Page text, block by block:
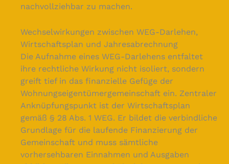
nachvollziehbar zu machen.
Wechselwirkungen zwischen WEG-Darlehen,
Wirtschaftsplan und Jahresabrechnung
Die Aufnahme eines WEG-Darlehens entfaltet
ihre rechtliche Wirkung nicht isoliert, sondern
greift tief in das finanzielle Gefüge der
Wohnungseigentümergemeinschaft ein. Zentraler
Anknüpfungspunkt ist der Wirtschaftsplan
gemäß § 28 Abs. 1 WEG. Er bildet die verbindliche
Grundlage für die laufende Finanzierung der
Gemeinschaft und muss sämtliche
vorhersehbaren Einnahmen und Ausgaben